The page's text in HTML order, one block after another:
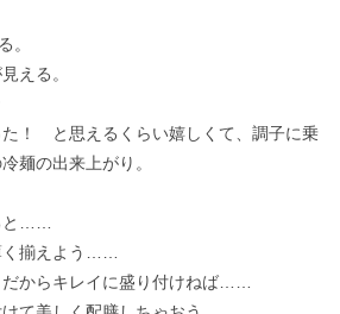
。
える。
！ と思えるくらい嬉しくて、調子に乗
麺の出来上がり。
と……
く揃えよう……
からキレイに盛り付けねば……